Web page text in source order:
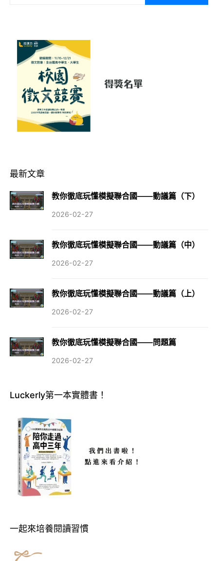
最新文章
教你徹底玩懂模擬聯合國——動議篇（下）
2026-02-27
教你徹底玩懂模擬聯合國——動議篇（中）
2026-02-27
教你徹底玩懂模擬聯合國——動議篇（上）
2026-02-27
教你徹底玩懂模擬聯合國——問題篇
2026-02-27
Luckerly第一本實體書！
一起來培養閱讀習慣